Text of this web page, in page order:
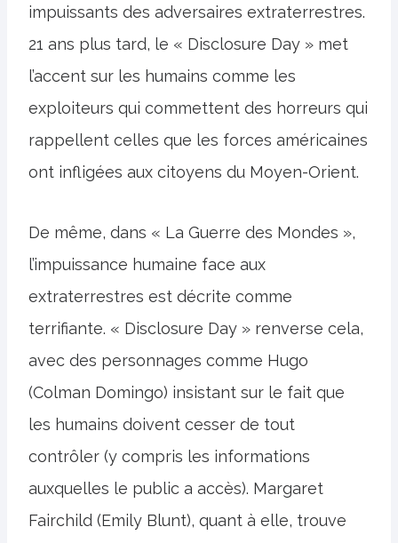
impuissants des adversaires extraterrestres.
21 ans plus tard, le « Disclosure Day » met
l’accent sur les humains comme les
exploiteurs qui commettent des horreurs qui
rappellent celles que les forces américaines
ont infligées aux citoyens du Moyen-Orient.
De même, dans « La Guerre des Mondes »,
l’impuissance humaine face aux
extraterrestres est décrite comme
terrifiante. « Disclosure Day » renverse cela,
avec des personnages comme Hugo
(Colman Domingo) insistant sur le fait que
les humains doivent cesser de tout
contrôler (y compris les informations
auxquelles le public a accès). Margaret
Fairchild (Emily Blunt), quant à elle, trouve